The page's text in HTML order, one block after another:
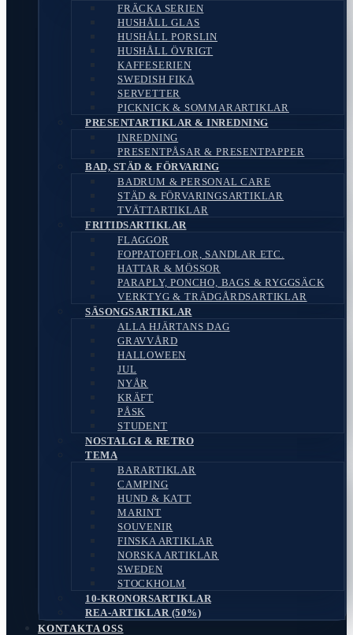
FRÄCKA SERIEN
HUSHÅLL GLAS
HUSHÅLL PORSLIN
HUSHÅLL ÖVRIGT
KAFFESERIEN
SWEDISH FIKA
SERVETTER
PICKNICK & SOMMARARTIKLAR
PRESENTARTIKLAR & INREDNING
INREDNING
PRESENTPÅSAR & PRESENTPAPPER
BAD, STÄD & FÖRVARING
BADRUM & PERSONAL CARE
STÄD & FÖRVARINGSARTIKLAR
TVÄTTARTIKLAR
FRITIDSARTIKLAR
FLAGGOR
FOPPATOFFLOR, SANDLAR ETC.
HATTAR & MÖSSOR
PARAPLY, PONCHO, BAGS & RYGGSÄCK
VERKTYG & TRÄDGÅRDSARTIKLAR
SÄSONGSARTIKLAR
ALLA HJÄRTANS DAG
GRAVVÅRD
HALLOWEEN
JUL
NYÅR
KRÄFT
PÅSK
STUDENT
NOSTALGI & RETRO
TEMA
BARARTIKLAR
CAMPING
HUND & KATT
MARINT
SOUVENIR
FINSKA ARTIKLAR
NORSKA ARTIKLAR
SWEDEN
STOCKHOLM
10-KRONORSARTIKLAR
REA-ARTIKLAR (50%)
KONTAKTA OSS